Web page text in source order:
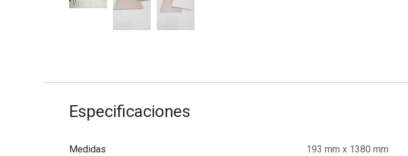
Especificaciones
Medidas 193 mm x 1380 mm